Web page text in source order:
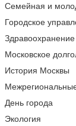
Семейная и
Городское
Здравоохранение
Московское
История Москвы
День города
Экология